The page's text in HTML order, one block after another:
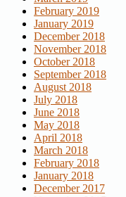
February 2019
January 2019
December 2018
November 2018
October 2018
September 2018
August 2018
July 2018
June 2018
May 2018
April 2018
March 2018
February 2018
January 2018
December 2017